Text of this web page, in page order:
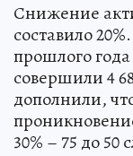
Снижение
составило
прошлого
совершили 4
дополнили,
30% – 75 до 50